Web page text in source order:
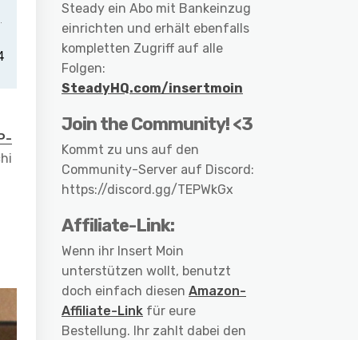
Steady ein Abo mit Bankeinzug
einrichten und erhält ebenfalls
kompletten Zugriff auf alle
Folgen:
SteadyHQ.com/insertmoin
Join the Community! <3
Kommt zu uns auf den
Community-Server auf Discord:
https://discord.gg/TEPWkGx
Affiliate-Link:
Wenn ihr Insert Moin
unterstützen wollt, benutzt
doch einfach diesen Amazon-
Affiliate-Link für eure
Bestellung. Ihr zahlt dabei den